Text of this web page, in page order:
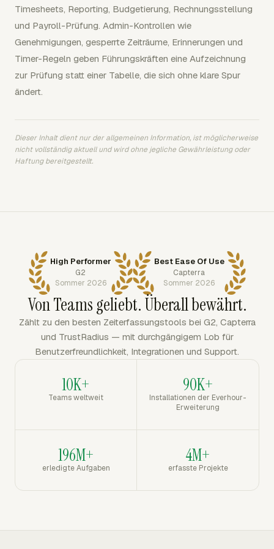
Timesheets, Reporting, Budgetierung, Rechnungsstellung
und Payroll-Prüfung. Admin-Kontrollen wie
Genehmigungen, gesperrte Zeiträume, Erinnerungen und
Timer-Regeln geben Führungskräften eine Aufzeichnung
zur Prüfung statt einer Tabelle, die sich ohne klare Spur
ändert.
Dieser Inhalt dient nur der allgemeinen Information, ist möglicherweise
nicht vollständig aktuell und wird ohne jegliche Gewährleistung oder
Haftung bereitgestellt.
High Performer
G2
Sommer 2026
Best Ease Of Use
Capterra
Sommer 2026
Von Teams geliebt. Überall bewährt.
Zählt zu den besten Zeiterfassungstools bei G2, Capterra
und TrustRadius — mit durchgängigem Lob für
Benutzerfreundlichkeit, Integrationen und Support.
10K+
Teams weltweit
90K+
Installationen der Everhour-
Erweiterung
196M+
erledigte Aufgaben
4M+
erfasste Projekte